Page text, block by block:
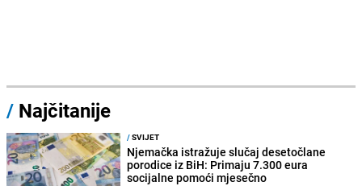
/ Najčitanije
/SVIJET
Njemačka istražuje slučaj desetočlane
porodice iz BiH: Primaju 7.300 eura
socijalne pomoći mjesečno